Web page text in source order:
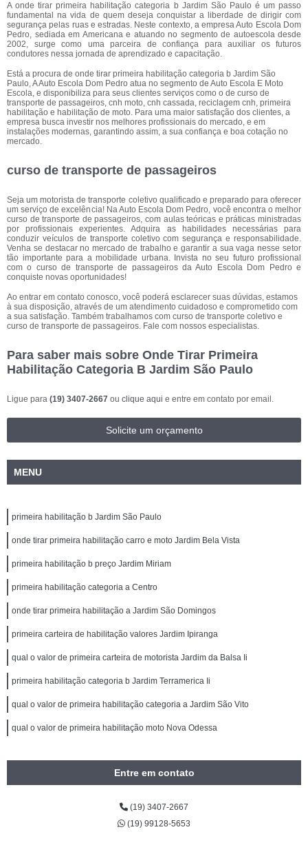
A onde tirar primeira habilitação categoria b Jardim São Paulo é um passo
fundamental na vida de quem deseja conquistar a liberdade de dirigir com
segurança pelas ruas e estradas. Neste contexto, a empresa Auto Escola Dom
Pedro, sediada em Americana e atuando no segmento de autoescola desde
2002, surge como uma parceira de confiança para auxiliar os futuros
condutores nessa jornada de aprendizado e capacitação.
Está a procura de onde tirar primeira habilitação categoria b Jardim São
Paulo, A Auto Escola Dom Pedro atua no segmento de Auto Escola E Moto
Escola, e disponibiliza para seus clientes serviços como o de curso de
transporte de passageiros, cnh moto, cnh cassada, reciclagem cnh, primeira
habilitação e habilitação de moto. Para uma maior satisfação dos clientes, a
empresa busca investir nos melhores profissionais do mercado, e em
instalações modernas, garantindo assim, a sua confiança e boa cotação no
mercado.
curso de transporte de passageiros
Seja um motorista de transporte coletivo qualificado e preparado para oferecer
um serviço de excelência! Na Auto Escola Dom Pedro, você encontra o melhor
curso de transporte de passageiros, com aulas teóricas e práticas ministradas
por profissionais experientes. Adquira as habilidades necessárias para
conduzir veículos de transporte coletivo com segurança e responsabilidade.
Venha se destacar no mercado de trabalho e garantir a sua vaga nesse setor
tão importante para a mobilidade urbana. Invista no seu futuro profissional
com o curso de transporte de passageiros da Auto Escola Dom Pedro e
conquiste novas oportunidades!
Ao entrar em contato conosco, você poderá esclarecer suas dúvidas, estamos
à sua disposição, através de um atendimento cuidadoso e comprometido com
a sua satisfação. Também trabalhamos com curso de transporte coletivo e
curso de transporte de passageiros. Fale com nossos especialistas.
Para saber mais sobre Onde Tirar Primeira
Habilitação Categoria B Jardim São Paulo
Ligue para (19) 3407-2667 ou clique aqui e entre em contato por email.
Solicite um orçamento
MENU
primeira habilitação b Jardim São Paulo
onde tirar primeira habilitação carro e moto Jardim Bela Vista
primeira habilitação b preço Jardim Miriam
primeira habilitação categoria a Centro
onde tirar primeira habilitação a Jardim São Domingos
primeira carteira de habilitação valores Jardim Ipiranga
qual o valor de primeira carteira de motorista Jardim da Balsa Ii
primeira habilitação categoria b Jardim Terramerica Ii
qual o valor de primeira habilitação categoria a Jardim São Vito
qual o valor de primeira habilitação moto Nova Odessa
Entre em contato
(19) 3407-2667
(19) 99128-5653